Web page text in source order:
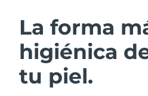
La forma
higiénica
tu piel.
Limpieza facial
Austria
Baréin
Bélgica